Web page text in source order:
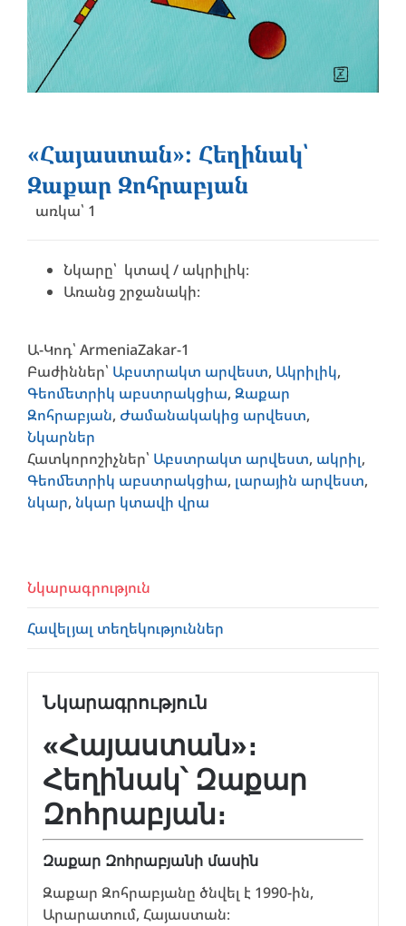
«Հայաստան»։ Հեղինակ՝
Զաքար Զոհրաբյան
առկա՝ 1
Նկարը՝ կտավ / ակրիլիկ։
Առանց շրջանակի։
Ա-Կոդ՝ ArmeniaZakar-1
Բաժիններ՝ Աբստրակտ արվեստ, Ակրիլիկ,
Գեոմետրիկ աբստրակցիա, Զաքար
Զոհրաբյան, Ժամանակակից արվեստ,
Նկարներ
Հատկորոշիչներ՝ Աբստրակտ արվեստ, ակրիլ,
Գեոմետրիկ աբստրակցիա, լարային արվեստ,
նկար, նկար կտավի վրա
Նկարագրություն
Հավելյալ տեղեկություններ
Նկարագրություն
«Հայաստան»։
Հեղինակ՝ Զաքար
Զոհրաբյան։
Զաքար Զոհրաբյանի մասին
Զաքար Զոհրաբյանը ծնվել է 1990-ին,
Արարատում, Հայաստան։